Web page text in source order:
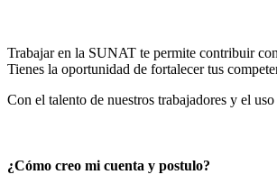
Trabajar en la SUNAT te permite contribuir
Tienes la oportunidad de fortalecer tus
Con el talento de nuestros trabajadores y el
¿Cómo creo mi cuenta y postulo?